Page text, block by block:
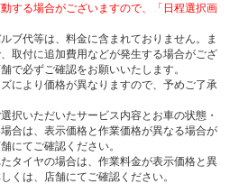
する場合がございますので、「日程選択画
ブ代等は、料金に含まれておりません。ま
取付に追加費用などが発生する場合がござ
で必ずご確認をお願いいたします。
により価格が異なりますので、予めご了承
択いただいたサービス内容とお車の状態・
合は、表示価格と作業価格が異なる場合が
にてご確認ください。
タイヤの場合は、作業料金が表示価格と異
くは、店舗にてご確認ください。